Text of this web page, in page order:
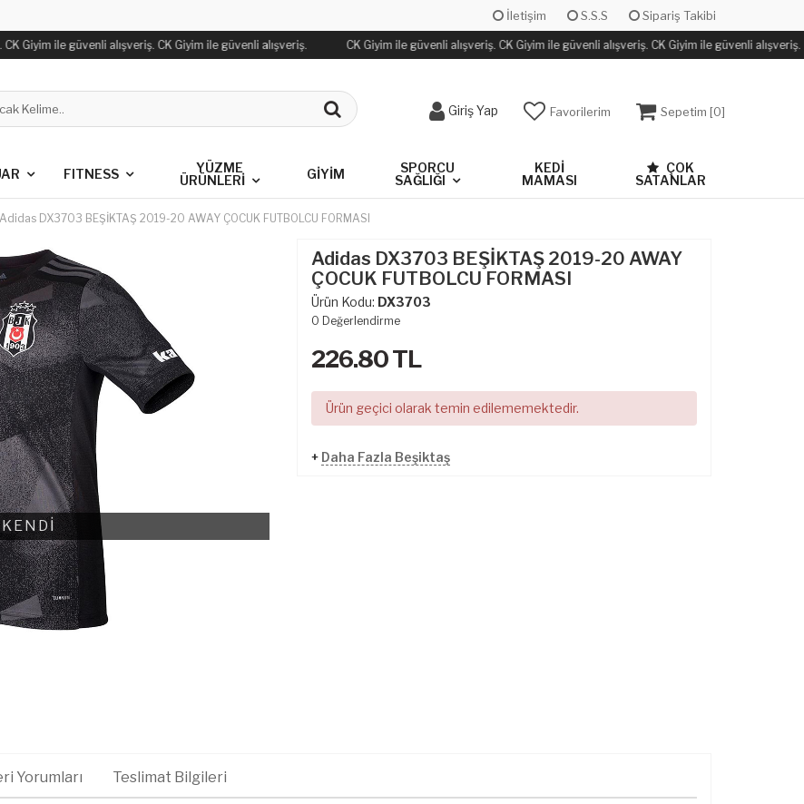
İletişim S.S.S Sipariş Takibi
Giyim ile güvenli alışveriş. CK Giyim ile güvenli alışveriş. CK Giyim ile güvenli alışveriş. CK Giyim ile güvenli alışveriş. CK Giyim ile güvenli alışveriş.
Giriş Yap Favorilerim Sepetim [0]
FITNESS
YÜZME
ÜRÜNLERİ
GİYİM
SPORCU
SAĞLIĞI
KEDİ
MAMASI
ÇOK
SATANLAR
Adidas DX3703 BEŞİKTAŞ 2019-20 AWAY ÇOCUK FUTBOLCU FORMASI
Adidas DX3703 BEŞİKTAŞ 2019-20 AWAY
ÇOCUK FUTBOLCU FORMASI
Ürün Kodu: DX3703
0 Değerlendirme
226.80TL
Ürün geçici olarak temin edilememektedir.
+ Daha Fazla Beşiktaş
Yorumları Teslimat Bilgileri